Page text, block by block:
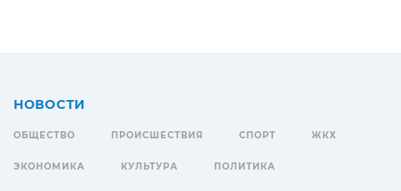
НОВОСТИ
ОБЩЕСТВО ПРОИСШЕСТВИЯ СПОРТ ЖКХ
ЭКОНОМИКА КУЛЬТУРА ПОЛИТИКА